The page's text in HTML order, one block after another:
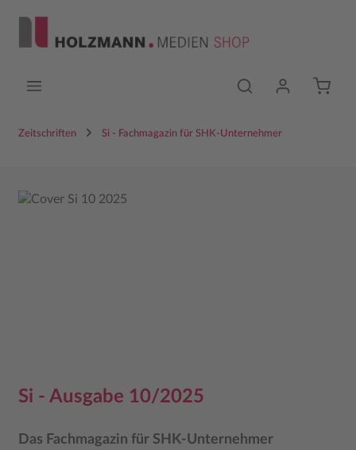
Zeitschriften Si - Fachmagazin für SHK-Unternehmer
Bildergalerie überspringen
Si - Ausgabe 10/2025
Das Fachmagazin für SHK-Unternehmer